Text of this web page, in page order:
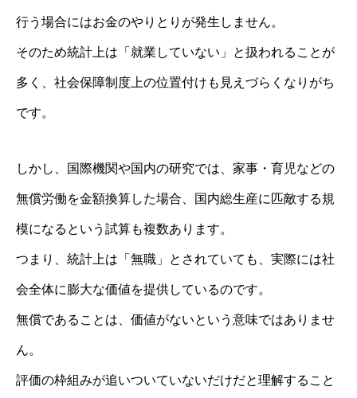
行う場合にはお金のやりとりが発生しません。
そのため統計上は「就業していない」と扱われることが
多く、社会保障制度上の位置付けも見えづらくなりがち
です。
しかし、国際機関や国内の研究では、家事・育児などの
無償労働を金額換算した場合、国内総生産に匹敵する規
模になるという試算も複数あります。
つまり、統計上は「無職」とされていても、実際には社
会全体に膨大な価値を提供しているのです。
無償であることは、価値がないという意味ではありませ
ん。
評価の枠組みが追いついていないだけだと理解すること